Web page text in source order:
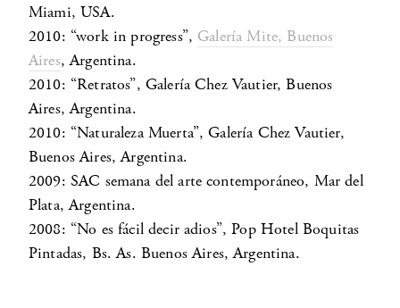
Miami, USA.
2010: “work in progress”, Galería Mite, Buenos
Aires, Argentina.
2010: “Retratos”, Galería Chez Vautier, Buenos
Aires, Argentina.
2010: “Naturaleza Muerta”, Galería Chez Vautier,
Buenos Aires, Argentina.
2009: SAC semana del arte contemporáneo, Mar del
Plata, Argentina.
2008: “No es fácil decir adios”, Pop Hotel Boquitas
Pintadas, Bs. As. Buenos Aires, Argentina.